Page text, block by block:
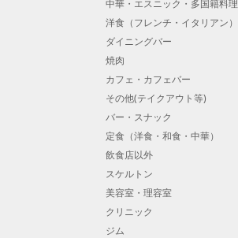
中華・エスニック・多国籍料理
洋食（フレンチ・イタリアン）
ダイニングバー
焼肉
カフェ・カフェバー
その他(テイクアウト等)
バー・スナック
定食（洋食・和食・中華）
飲食店以外
スケルトン
美容室・理容室
クリニック
ジム